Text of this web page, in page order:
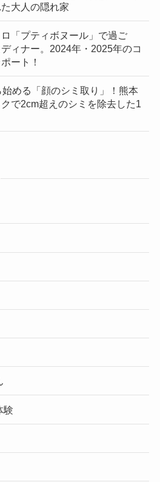
大人の隠れ家
ロ「プティボヌール」で過ご
ィナー。2024年・2025年のコ
ート！
始める「顔のシミ取り」！熊本
で2cm超えのシミを除去した1
験